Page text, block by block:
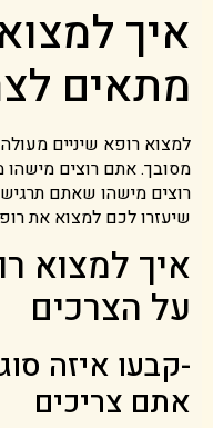
איך
מתאים
למצוא רופא שיניים
מסובך. אתם רוצים מישהו
רוצים מישהו שאתם
שיעזרו לכם למצוא את
איך למצוא
על הצרכים
-קבעו איזה
אתם צריכים